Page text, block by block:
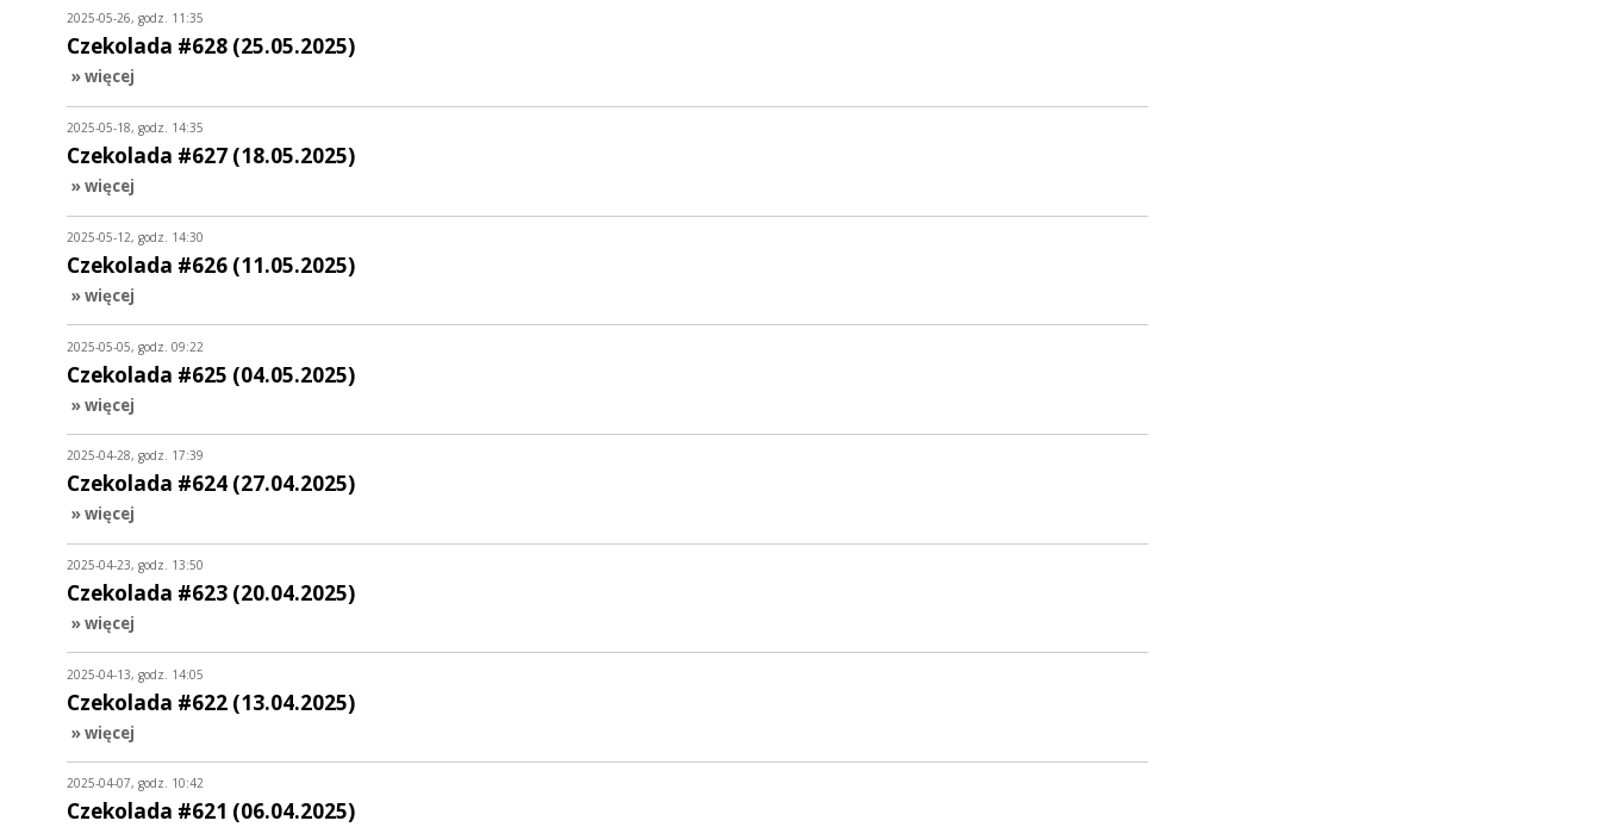
2025-05-26, godz. 11:35
Czekolada #628 (25.05.2025)
» więcej
2025-05-18, godz. 14:35
Czekolada #627 (18.05.2025)
» więcej
2025-05-12, godz. 14:30
Czekolada #626 (11.05.2025)
» więcej
2025-05-05, godz. 09:22
Czekolada #625 (04.05.2025)
» więcej
2025-04-28, godz. 17:39
Czekolada #624 (27.04.2025)
» więcej
2025-04-23, godz. 13:50
Czekolada #623 (20.04.2025)
» więcej
2025-04-13, godz. 14:05
Czekolada #622 (13.04.2025)
» więcej
2025-04-07, godz. 10:42
Czekolada #621 (06.04.2025)